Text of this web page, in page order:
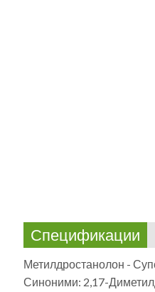
Спецификации
Метилдростанолон -
Синоними: 2,17-